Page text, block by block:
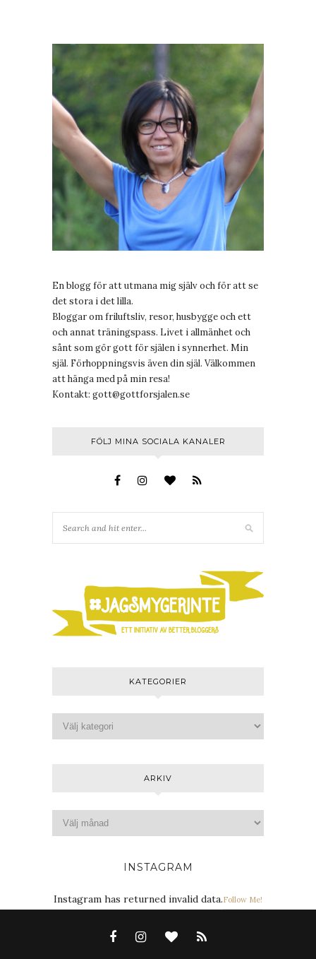
En blogg för att utmana mig själv och för att se
det stora i det lilla.
Bloggar om friluftsliv, resor, husbygge och ett
och annat träningspass. Livet i allmänhet och
sånt som gör gott för själen i synnerhet. Min
själ. Förhoppningsvis även din själ. Välkommen
att hänga med på min resa!
Kontakt: gott@gottforsjalen.se
FÖLJ MINA SOCIALA KANALER
KATEGORIER
ARKIV
INSTAGRAM
Instagram has returned invalid data.Follow Me!